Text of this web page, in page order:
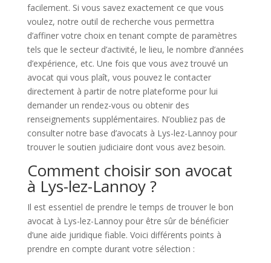
facilement. Si vous savez exactement ce que vous
voulez, notre outil de recherche vous permettra
d’affiner votre choix en tenant compte de paramètres
tels que le secteur d’activité, le lieu, le nombre d’années
d’expérience, etc. Une fois que vous avez trouvé un
avocat qui vous plaît, vous pouvez le contacter
directement à partir de notre plateforme pour lui
demander un rendez-vous ou obtenir des
renseignements supplémentaires. N’oubliez pas de
consulter notre base d’avocats à Lys-lez-Lannoy pour
trouver le soutien judiciaire dont vous avez besoin.
Comment choisir son avocat
à Lys-lez-Lannoy ?
Il est essentiel de prendre le temps de trouver le bon
avocat à Lys-lez-Lannoy pour être sûr de bénéficier
d’une aide juridique fiable. Voici différents points à
prendre en compte durant votre sélection :